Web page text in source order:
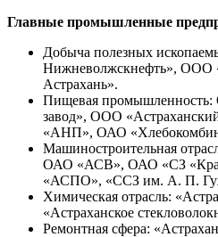
Главные промышленные
Добыча полезных
Нижневолжскнефть», ООО
Астрахань».
Пищевая
завод», ООО
«АНП», ОАО
Машиностроительная
ОАО «АСВ», ОАО «СЗ
«АСПО», «ССЗ им. А. П.
Химическая отрасль:
«Астраханское
Ремонтная сфера: